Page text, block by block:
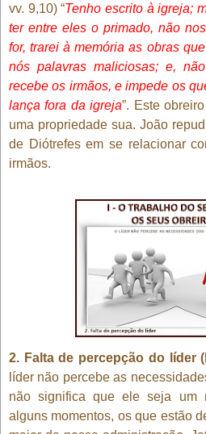
vv. 9,10) “Tenho escrito à igreja;
ter entre eles o primado, não
for, trarei à memória as obras
nós palavras maliciosas; e,
recebe os irmãos, e impede os
lança fora da igreja”. Este
uma propriedade sua. João
de Diótrefes em se relacionar
irmãos.
2. Falta de percepção do líder
líder não percebe as
não significa que ele seja um
alguns momentos, os que estão